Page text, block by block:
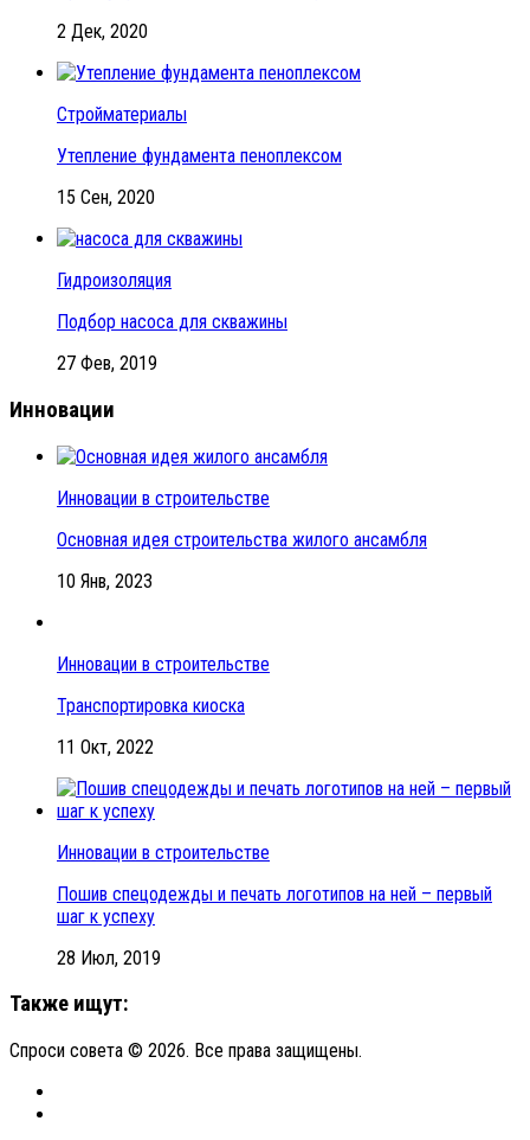
2 Дек, 2020
Стройматериалы
Утепление фундамента пеноплексом
15 Сен, 2020
Гидроизоляция
Подбор насоса для скважины
27 Фев, 2019
Инновации
Инновации в строительстве
Основная идея строительства жилого ансамбля
10 Янв, 2023
Инновации в строительстве
Транспортировка киоска
11 Окт, 2022
Инновации в строительстве
Пошив спецодежды и печать логотипов на ней – первый
шаг к успеху
28 Июл, 2019
Также ищут:
Спроси совета © 2026. Все права защищены.